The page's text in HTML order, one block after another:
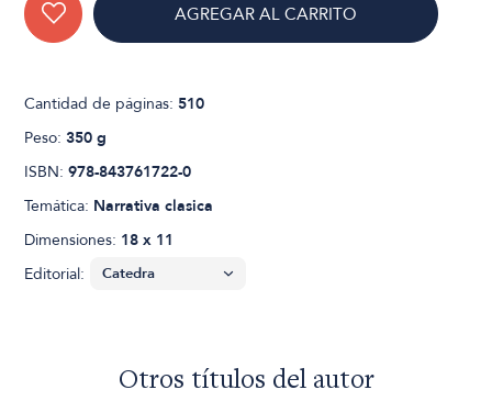
AGREGAR AL CARRITO
Cantidad de páginas:510
Peso:350 g
ISBN:978-843761722-0
Temática: Narrativa clasica
Dimensiones: 18 x 11
Editorial:
Otros títulos del autor